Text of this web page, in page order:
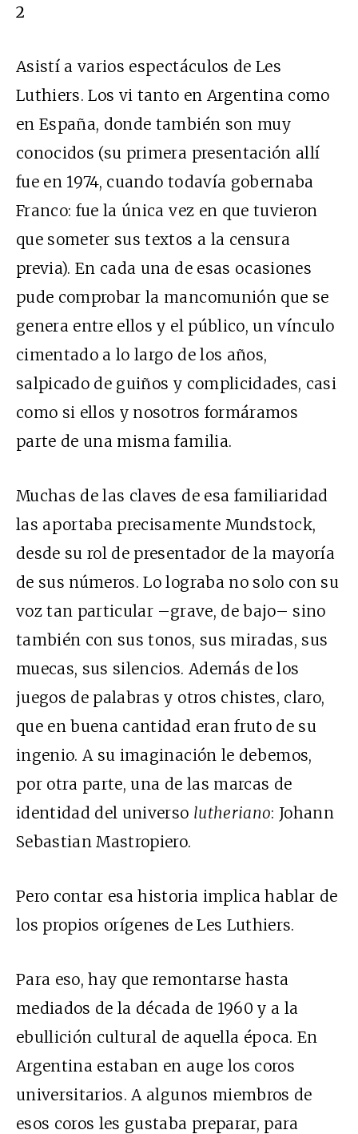
2
Asistí a varios espectáculos de Les
Luthiers. Los vi tanto en Argentina como
en España, donde también son muy
conocidos (su primera presentación allí
fue en 1974, cuando todavía gobernaba
Franco: fue la única vez en que tuvieron
que someter sus textos a la censura
previa). En cada una de esas ocasiones
pude comprobar la mancomunión que se
genera entre ellos y el público, un vínculo
cimentado a lo largo de los años,
salpicado de guiños y complicidades, casi
como si ellos y nosotros formáramos
parte de una misma familia.
Muchas de las claves de esa familiaridad
las aportaba precisamente Mundstock,
desde su rol de presentador de la mayoría
de sus números. Lo lograba no solo con su
voz tan particular –grave, de bajo– sino
también con sus tonos, sus miradas, sus
muecas, sus silencios. Además de los
juegos de palabras y otros chistes, claro,
que en buena cantidad eran fruto de su
ingenio. A su imaginación le debemos,
por otra parte, una de las marcas de
identidad del universo lutheriano: Johann
Sebastian Mastropiero.
Pero contar esa historia implica hablar de
los propios orígenes de Les Luthiers.
Para eso, hay que remontarse hasta
mediados de la década de 1960 y a la
ebullición cultural de aquella época. En
Argentina estaban en auge los coros
universitarios. A algunos miembros de
esos coros les gustaba preparar, para